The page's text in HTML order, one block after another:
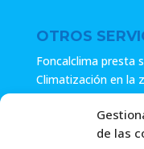
de las
OTROS
Foncalclima presta
Climatización en la
Especialistas en
Pide presupuesto